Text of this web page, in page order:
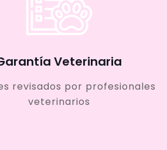
Veterinaria
revisados por profesionales
veterinarios